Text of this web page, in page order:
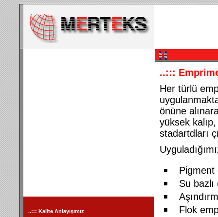
..::: Kalite Anlayışımız
..:::
Her türlü
önüne
yüksek
stadartdları
Pigment
Su
Flok